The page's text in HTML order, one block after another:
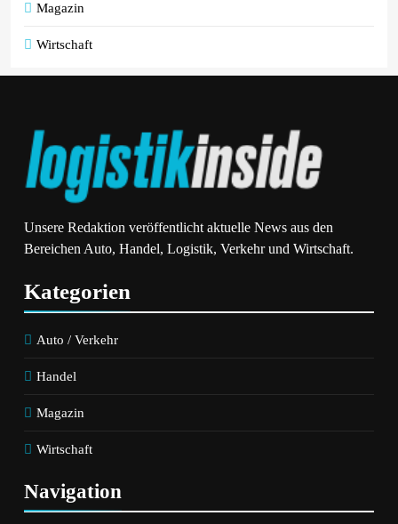
Magazin
Wirtschaft
Unsere Redaktion veröffentlicht aktuelle News aus den
Bereichen Auto, Handel, Logistik, Verkehr und Wirtschaft.
Kategorien
Auto / Verkehr
Handel
Magazin
Wirtschaft
Navigation